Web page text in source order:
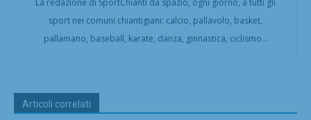
La redazione di SportChianti dà spazio, ogni giorno, a tutti gli
sport nei comuni chiantigiani: calcio, pallavolo, basket,
pallamano, baseball, karate, danza, ginnastica, ciclismo...
Articoli correlati